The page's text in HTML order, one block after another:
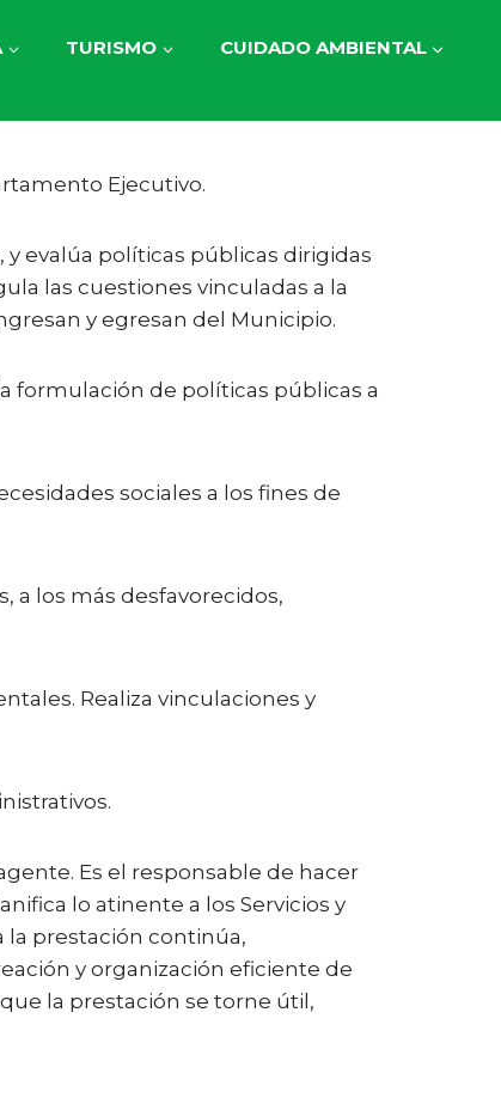
TURISMO
CUIDADO AMBIENTAL
Ejecutivo.
y evalúa políticas públicas dirigidas
las cuestiones vinculadas a la
y egresan del Municipio.
formulación de políticas públicas a
sociales a los fines de
a los más desfavorecidos,
Realiza vinculaciones y
Es el responsable de hacer
lo atinente a los Servicios y
la prestación continúa,
y organización eficiente de
la prestación se torne útil,